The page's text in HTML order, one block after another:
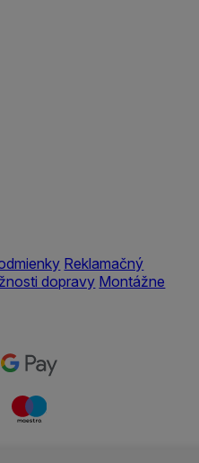
Reklamačný
dopravy Montážne